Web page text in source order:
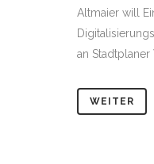
Altmaier will
an Stadtplaner
WEITER